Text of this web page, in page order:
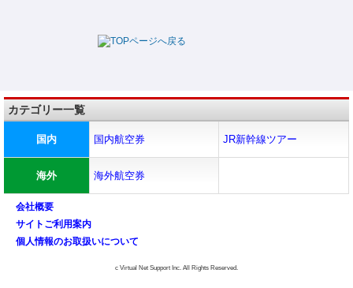
カテゴリー一覧
国内 国内航空券 JR新幹線ツアー
海外 海外航空券
会社概要
サイトご利用案内
個人情報のお取扱いについて
c Virtual Net Support Inc. All Rights Reserved.